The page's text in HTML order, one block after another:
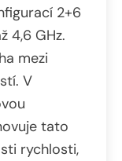
2+6
4,6 GHz.
mezi
V
tato
rychlosti,